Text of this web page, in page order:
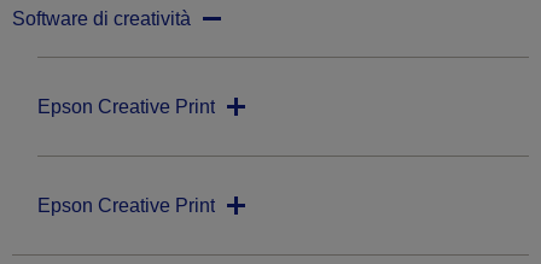
Software di creatività
Epson Creative Print
Epson Creative Print